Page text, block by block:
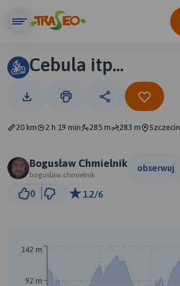
Cebula itp...
20 km 2 h 19 min 285 m 283 m Szczecin
Bogusław Chmielnik
boguslaw.chmielnik
obserwuj
0 1.2/6
92 m
142 m